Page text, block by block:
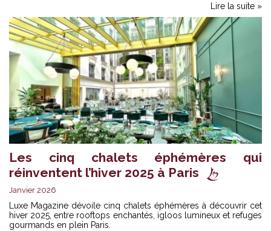
Lire la suite »
Les cinq chalets éphémères qui
réinventent l’hiver 2025 à Paris
Janvier 2026
Luxe Magazine dévoile cinq chalets éphémères à découvrir cet
hiver 2025, entre rooftops enchantés, igloos lumineux et refuges
gourmands en plein Paris.